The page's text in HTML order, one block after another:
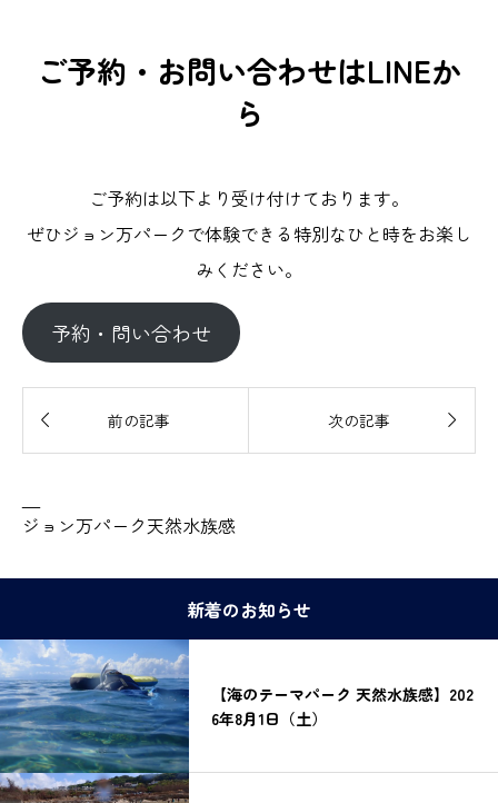
ご予約・お問い合わせはLINEか
ら
ご予約は以下より受け付けております。
ぜひジョン万パークで体験できる特別なひと時をお楽し
みください。
予約・問い合わせ
 前の記事 次の記事 
—
ジョン万パーク天然水族感
新着のお知らせ
【海のテーマパーク 天然水族感】202
6年8月1日（土）